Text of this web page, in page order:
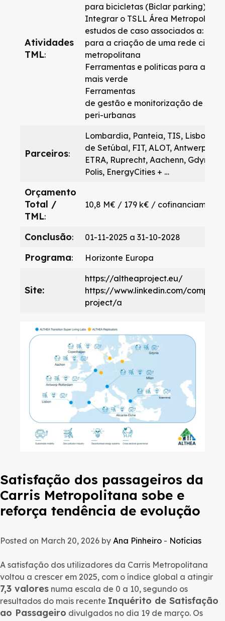
Atividades
TML​:
para bicicletas (Biclar parking)​
Integrar o TSLL Área
estudos de caso associados a:
para a criação de uma rede
metropolitana​
Ferramentas e politicas para a um
mais verde​
Ferramentas
de gestão e monitorização de
peri-urbanas​
Parceiros​:
Lombardia, Panteia, TIS, Lisboa E-
de Setúbal, FIT, ALOT, Antwerp,
ETRA, Ruprecht, Aachenn, Gdynia,
Polis, EnergyCities + …​
Orçamento
Total /
TML​:
10,8 M€ / 179 k€ / cofinanciamento
Conclusão​: 01-11-2025 a 31-10-2028​
Programa​: Horizonte Europa​
Site​:
https://altheaproject.eu/
https://www.linkedin.com/
project/a
Satisfação dos passageiros da
Carris Metropolitana sobe e
reforça tendência de evolução
Posted on March 20, 2026 by Ana Pinheiro - Notícias
A satisfação dos utilizadores da Carris Metropolitana
voltou a crescer em 2025, com o índice global a atingir
7,3 valores numa escala de 0 a 10, segundo os
resultados do mais recente Inquérito de Satisfação
ao Passageiro divulgados no dia 19 de março. Os